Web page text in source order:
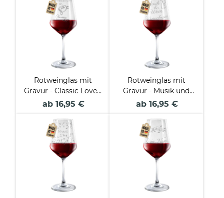
Rotweinglas mit
Gravur - Classic Love -
mit Name
ab 16,95 €
Rotweinglas mit
Gravur - Musik und
Wein - mit Name
ab 16,95 €